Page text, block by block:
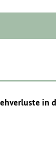
in